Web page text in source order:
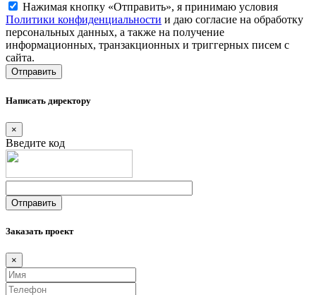
Нажимая кнопку «Отправить», я принимаю условия
Политики конфиденциальности и даю согласие на обработку
персональных данных, а также на получение
информационных, транзакционных и триггерных писем с
сайта.
Написать директору
×
Введите код
Заказать проект
×